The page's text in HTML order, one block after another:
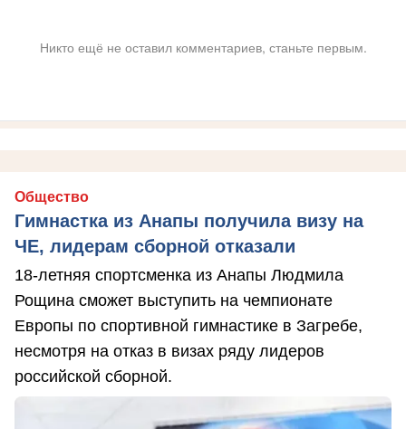
Никто ещё не оставил комментариев, станьте первым.
Общество
Гимнастка из Анапы получила визу на
ЧЕ, лидерам сборной отказали
18-летняя спортсменка из Анапы Людмила
Рощина сможет выступить на чемпионате
Европы по спортивной гимнастике в Загребе,
несмотря на отказ в визах ряду лидеров
российской сборной.